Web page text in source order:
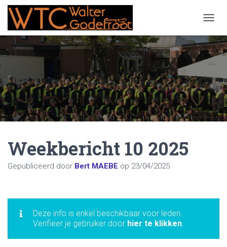
Weekbericht 10 2025
Gepubliceerd door Bert MAEBE op 23/04/2025
Deze info is enkel beschikbaar voor leden.
Verifieer je gebruiker door hier te klikken.